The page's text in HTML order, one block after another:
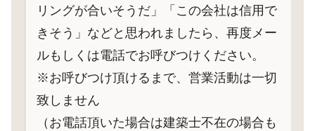
リングが合いそうだ」「この会社は信用で
きそう」などと思われましたら、再度メー
ルもしくは電話でお呼びつけください。
※お呼びつけ頂けるまで、営業活動は一切
致しません
（お電話頂いた場合は建築士不在の場合も